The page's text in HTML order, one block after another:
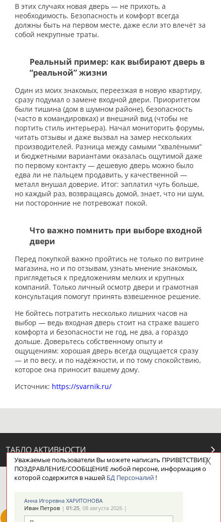
В этих случаях новая дверь — не прихоть, а
необходимость. Безопасность и комфорт всегда
должны быть на первом месте, даже если это влечёт за
собой некрупные траты.
Реальный пример: как выбирают дверь в
“реальной” жизни
Один из моих знакомых, переезжая в новую квартиру,
сразу подумал о замене входной двери. Приоритетом
были тишина (дом в шумном районе), безопасность
(часто в командировках) и внешний вид (чтобы не
портить стиль интерьера). Начал мониторить форумы,
читать отзывы и даже вызвал на замер нескольких
производителей. Разница между самыми “хвалёными”
и бюджетными вариантами оказалась ощутимой даже
по первому контакту — дешевую дверь можно было
едва ли не пальцем продавить, у качественной —
металл внушал доверие. Итог: заплатил чуть больше,
но каждый раз, возвращаясь домой, знает, что ни шум,
ни посторонние не потревожат покой.
Что важно помнить при выборе входной
двери
Перед покупкой важно пройтись не только по витрине
магазина, но и по отзывам, узнать мнение знакомых,
приглядеться к предложениям мелких и крупных
компаний. Только личный осмотр двери и грамотная
консультация помогут принять взвешенное решение.
Не бойтесь потратить несколько лишних часов на
выбор — ведь входная дверь стоит на страже вашего
комфорта и безопасности не год, не два, а гораздо
дольше. Доверьтесь собственному опыту и
ощущениям: хорошая дверь всегда ощущается сразу
— и по весу, и по надёжности, и по тому спокойствию,
которое она приносит вашему дому.
Источник: https://svarnik.ru/
ТАБЛО АКТИВНОСТИ
ЦЕЛИ ПРОЕКТА НАШИ КНОПКИ
Уважаемые пользователи Вы можете написать ПРИВЕТСТВИЕ/
ПОЗДРАВЛЕНИЕ/СООБЩЕНИЕ любой персоне, информация о
которой содержится в нашей БД Персоналий!
Анна Игоревна ХАРИТОНОВА
Иван Петров| 01:25, 08 августа 2026 |